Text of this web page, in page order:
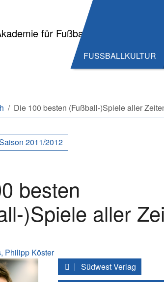
FUSSBALLKULTUR
Die 100 besten (Fußball-)Spiele aller
2011/2012
besten
)Spiele aller
Philipp Köster
Südwest Verlag